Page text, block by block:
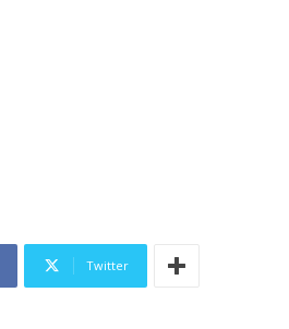
Twitter